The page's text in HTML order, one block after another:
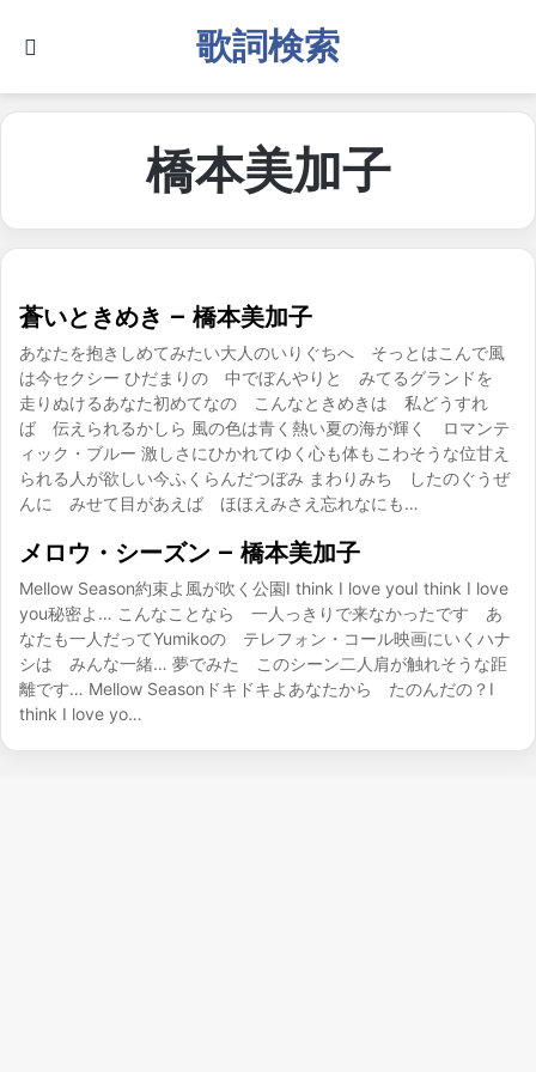
歌詞検索
橋本美加子
蒼いときめき – 橋本美加子
あなたを抱きしめてみたい大人のいりぐちへ そっとはこんで風
は今セクシー ひだまりの 中でぼんやりと みてるグランドを
走りぬけるあなた初めてなの こんなときめきは 私どうすれ
ば 伝えられるかしら 風の色は青く熱い夏の海が輝く ロマンテ
ィック・ブルー 激しさにひかれてゆく心も体もこわそうな位甘え
られる人が欲しい今ふくらんだつぼみ まわりみち したのぐうぜ
んに みせて目があえば ほほえみさえ忘れなにも…
メロウ・シーズン – 橋本美加子
Mellow Season約束よ風が吹く公園I think I love youI think I love
you秘密よ… こんなことなら 一人っきりで来なかったです あ
なたも一人だってYumikoの テレフォン・コール映画にいくハナ
シは みんな一緒… 夢でみた このシーン二人肩が触れそうな距
離です… Mellow Seasonドキドキよあなたから たのんだの？I
think I love yo…